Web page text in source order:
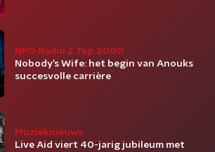
NPO Radio 2 Top 2000
Nobody’s Wife: het begin van Anouks
succesvolle carrière
Muzieknieuws
Live Aid viert 40-jarig jubileum met